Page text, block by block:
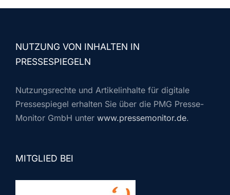
NUTZUNG VON INHALTEN IN
PRESSESPIEGELN
Nutzungsrechte und Artikelinhalte für digitale
Pressespiegel erhalten Sie über die PMG Presse-
Monitor GmbH unter www.pressemonitor.de.
MITGLIED BEI